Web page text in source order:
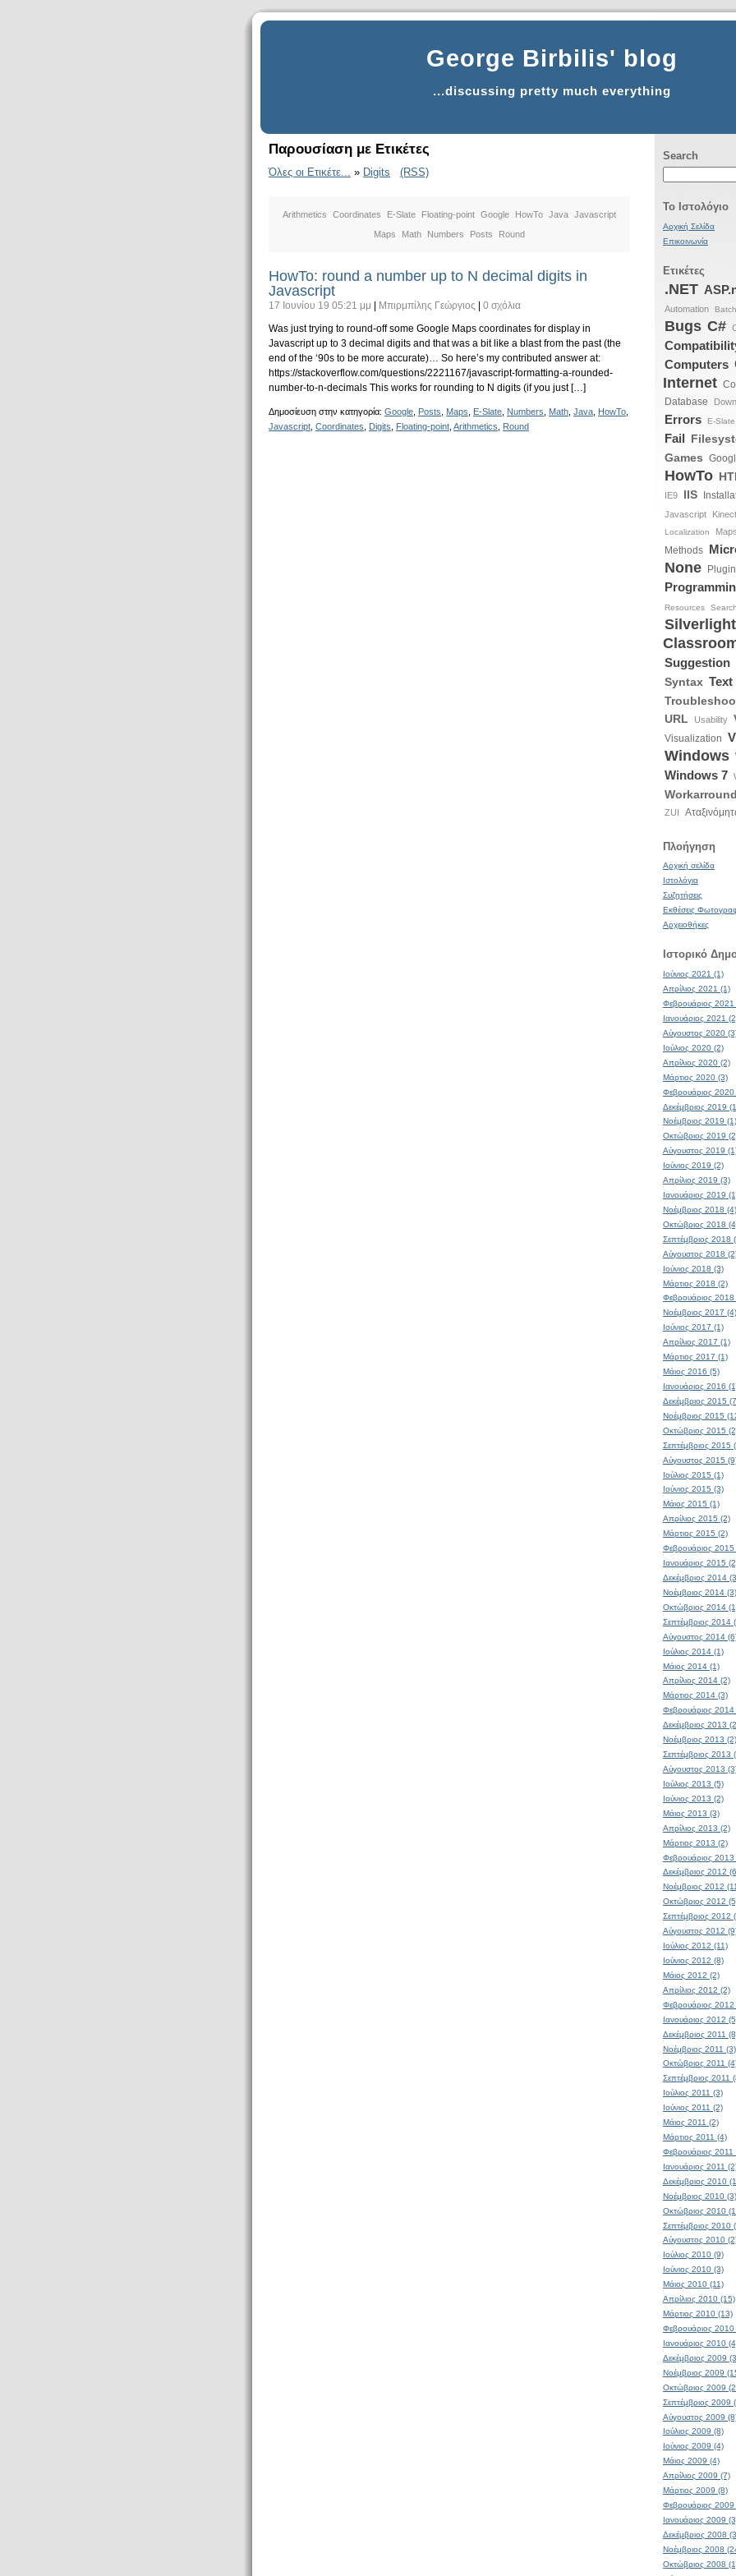
George Birbilis' blog
...discussing pretty much everything
Παρουσίαση με Ετικέτες
Όλες οι Ετικέτε... » Digits (RSS)
Arithmetics Coordinates E-Slate Floating-point Google HowTo Java Javascript
Maps
Math Numbers Posts Round
HowTo: round a number up to N decimal digits in
Javascript
17 Ιουνίου 19 05:21 μμ Μπιρμπίλης Γεώργιος
0 σχόλια
Was just trying to round-off some Google Maps coordinates for display in
Javascript up to 3 decimal digits and that was a bit like a blast from the past (the
end of the ‘90s to be more accurate)… So here’s my contributed answer at:
https://stackoverflow.com/questions/2221167/javascript-formatting-a-rounded-
number-to-n-decimals This works for rounding to N digits (if you just […]
Δημοσίευση στην κατηγορία: Google Posts Maps E-Slate Numbers Math Java HowTo
Javascript Coordinates Digits Floating-point Arithmetics Round
Search
Το Ιστολόγιο
Αρχική Σελίδα
Επικοινωνία
Ετικέτες
.NET
Automation Batch
Bugs C#
Computers
Internet
Database
Errors E-Slate
Fail
Games
HowTo
IE9 IIS
Javascript Kinect
Localization Maps
Methods
None
Resources Search
Silverlight
Suggestion
Syntax Text
URL
Usability
Visualization
Windows
Windows 7
Workarround
ZUI
Πλοήγηση
Αρχική σελίδα
Ιστολόγια
Συζητήσεις
Εκθέσεις
Αρχειοθήκες
Ιστορικό
Ιούνιος 2021 (1)
Απρίλιος 2021 (1)
Φεβρουάριος 2021
Ιανουάριος 2021
Αύγουστος 2020
Ιούλιος 2020 (2)
Απρίλιος 2020 (2)
Μάρτιος 2020 (3)
Φεβρουάριος 2020
Δεκέμβριος 2019
Νοέμβριος 2019 (1)
Οκτώβριος 2019
Αύγουστος 2019
Ιούνιος 2019 (2)
Απρίλιος 2019 (3)
Ιανουάριος 2019
Νοέμβριος 2018 (4)
Οκτώβριος 2018
Σεπτέμβριος 2018
Αύγουστος 2018
Ιούνιος 2018 (3)
Μάρτιος 2018 (2)
Φεβρουάριος 2018
Νοέμβριος 2017 (4)
Ιούνιος 2017 (1)
Απρίλιος 2017 (1)
Μάρτιος 2017 (1)
Μάιος 2016 (5)
Ιανουάριος 2016
Δεκέμβριος 2015
Νοέμβριος 2015
Οκτώβριος 2015
Σεπτέμβριος 2015
Αύγουστος 2015
Ιούλιος 2015 (1)
Ιούνιος 2015 (3)
Μάιος 2015 (1)
Απρίλιος 2015 (2)
Μάρτιος 2015 (2)
Φεβρουάριος 2015
Ιανουάριος 2015
Δεκέμβριος 2014
Νοέμβριος 2014 (3)
Οκτώβριος 2014
Σεπτέμβριος 2014
Αύγουστος 2014
Ιούλιος 2014 (1)
Μάιος 2014 (1)
Απρίλιος 2014 (2)
Μάρτιος 2014 (3)
Φεβρουάριος 2014
Δεκέμβριος 2013
Νοέμβριος 2013 (2)
Σεπτέμβριος 2013
Αύγουστος 2013
Ιούλιος 2013 (5)
Ιούνιος 2013 (2)
Μάιος 2013 (3)
Απρίλιος 2013 (2)
Μάρτιος 2013 (2)
Φεβρουάριος 2013
Δεκέμβριος 2012
Νοέμβριος 2012
Οκτώβριος 2012
Σεπτέμβριος 2012
Αύγουστος 2012
Ιούλιος 2012 (11)
Ιούνιος 2012 (8)
Μάιος 2012 (2)
Απρίλιος 2012 (2)
Φεβρουάριος 2012
Ιανουάριος 2012
Δεκέμβριος 2011
Νοέμβριος 2011 (3)
Οκτώβριος 2011
Σεπτέμβριος 2011
Ιούλιος 2011 (3)
Ιούνιος 2011 (2)
Μάιος 2011 (2)
Μάρτιος 2011 (4)
Φεβρουάριος 2011
Ιανουάριος 2011
Δεκέμβριος 2010
Νοέμβριος 2010 (3)
Οκτώβριος 2010
Σεπτέμβριος 2010
Αύγουστος 2010
Ιούλιος 2010 (9)
Ιούνιος 2010 (3)
Μάιος 2010 (11)
Απρίλιος 2010 (15)
Μάρτιος 2010 (13)
Φεβρουάριος 2010
Ιανουάριος 2010
Δεκέμβριος 2009
Νοέμβριος 2009
Οκτώβριος 2009
Σεπτέμβριος 2009
Αύγουστος 2009
Ιούλιος 2009 (8)
Ιούνιος 2009 (4)
Μάιος 2009 (4)
Απρίλιος 2009 (7)
Μάρτιος 2009 (8)
Φεβρουάριος 2009
Ιανουάριος 2009
Δεκέμβριος 2008
Νοέμβριος 2008
Οκτώβριος 2008